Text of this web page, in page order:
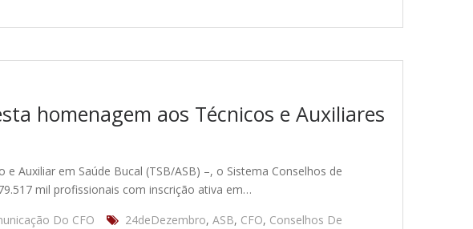
homenagem aos Técnicos e Auxiliares
Auxiliar em Saúde Bucal (TSB/ASB) –, o Sistema Conselhos de
mil profissionais com inscrição ativa em…
Do CFO 24deDezembro, ASB, CFO, Conselhos De